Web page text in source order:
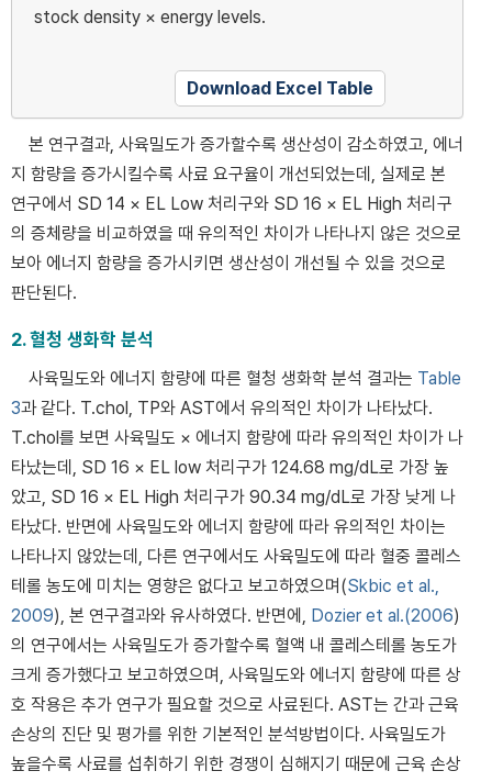
stock density × energy levels.
Download Excel Table
본 연구결과, 사육밀도가 증가할수록 생산성이 감소하였고, 에너
지 함량을 증가시킬수록 사료 요구율이 개선되었는데, 실제로 본
연구에서 SD 14 × EL Low 처리구와 SD 16 × EL High 처리구
의 증체량을 비교하였을 때 유의적인 차이가 나타나지 않은 것으로
보아 에너지 함량을 증가시키면 생산성이 개선될 수 있을 것으로
판단된다.
2. 혈청 생화학 분석
사육밀도와 에너지 함량에 따른 혈청 생화학 분석 결과는 Table
3과 같다. T.chol, TP와 AST에서 유의적인 차이가 나타났다.
T.chol를 보면 사육밀도 × 에너지 함량에 따라 유의적인 차이가 나
타났는데, SD 16 × EL low 처리구가 124.68 mg/dL로 가장 높
았고, SD 16 × EL High 처리구가 90.34 mg/dL로 가장 낮게 나
타났다. 반면에 사육밀도와 에너지 함량에 따라 유의적인 차이는
나타나지 않았는데, 다른 연구에서도 사육밀도에 따라 혈중 콜레스
테롤 농도에 미치는 영향은 없다고 보고하였으며(Skbic et al.,
2009), 본 연구결과와 유사하였다. 반면에, Dozier et al.(2006)
의 연구에서는 사육밀도가 증가할수록 혈액 내 콜레스테롤 농도가
크게 증가했다고 보고하였으며, 사육밀도와 에너지 함량에 따른 상
호 작용은 추가 연구가 필요할 것으로 사료된다. AST는 간과 근육
손상의 진단 및 평가를 위한 기본적인 분석방법이다. 사육밀도가
높을수록 사료를 섭취하기 위한 경쟁이 심해지기 때문에 근육 손상